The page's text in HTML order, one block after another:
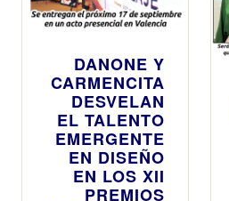
DANONE Y
CARMENCITA
DESVELAN
EL TALENTO
EMERGENTE
EN DISEÑO
EN LOS XII
PREMIOS